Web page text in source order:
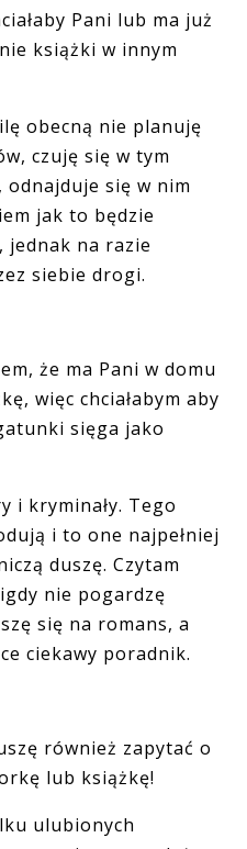
Pani lub ma już
książki w innym
obecną nie planuję
czuję się w tym
się w nim
jak to będzie
jednak na razie
siebie drogi.
że ma Pani w domu
więc chciałabym aby
sięga jako
i kryminały. Tego
i to one najpełniej
duszę. Czytam
nie pogardzę
się na romans, a
ciekawy poradnik.
również zapytać o
lub książkę!
ulubionych